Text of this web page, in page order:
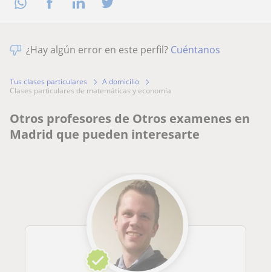
¿Hay algún error en este perfil? Cuéntanos
Tus clases particulares
A domicilio
clases particulares de matemáticas y economía
Otros profesores de Otros examenes en
Madrid que pueden interesarte